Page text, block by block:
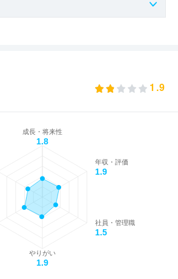
1.9
成長・将来性
1.8
年収・評価
1.9
社員・管理職
1.5
やりがい
1.9